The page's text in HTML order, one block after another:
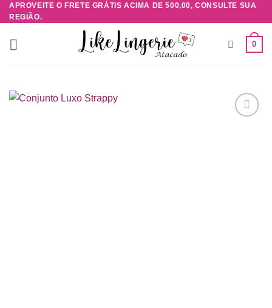
Skip
to
content
APROVEITE O FRETE GRÁTIS ACIMA DE 500,00, CONSULTE SUA
REGIÃO.
0